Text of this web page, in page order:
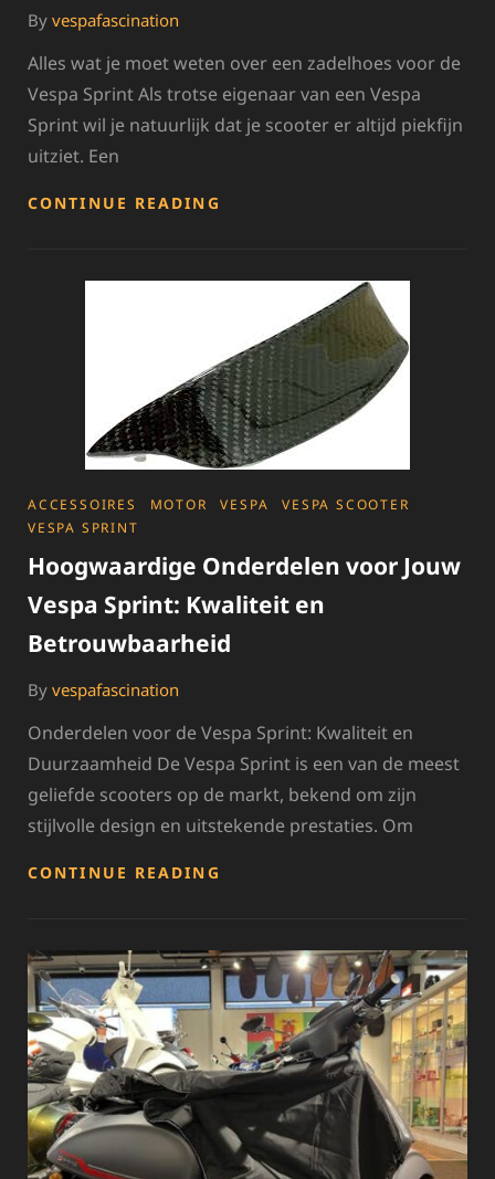
By vespafascination
Alles wat je moet weten over een zadelhoes voor de
Vespa Sprint Als trotse eigenaar van een Vespa
Sprint wil je natuurlijk dat je scooter er altijd piekfijn
uitziet. Een
CONTINUE READING
KWALITATIEVE
ZADELHOES
CATEGORIES
ACCESSOIRES MOTOR VESPA
VESPA SCOOTER
VESPA SPRINT
Hoogwaardige Onderdelen voor Jouw
Vespa Sprint: Kwaliteit en
Betrouwbaarheid
By vespafascination
Onderdelen voor de Vespa Sprint: Kwaliteit en
Duurzaamheid De Vespa Sprint is een van de meest
geliefde scooters op de markt, bekend om zijn
stijlvolle design en uitstekende prestaties. Om
CONTINUE READING
VESPA
SPRINT:
KWALITEIT
EN
BETROUWBAARHEID